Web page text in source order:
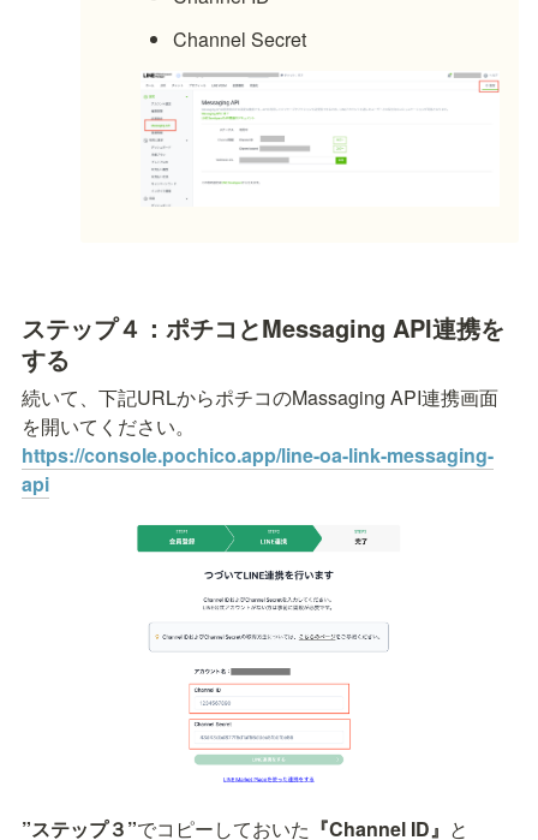
Channel Secret
ステップ４：ポチコとMessaging API連携を
する
続いて、下記URLからポチコのMassaging API連携画面
https://console.pochico.app/line-oa-link-messaging-
api
”ステップ３”でコピーしておいた 『Channel ID』 と